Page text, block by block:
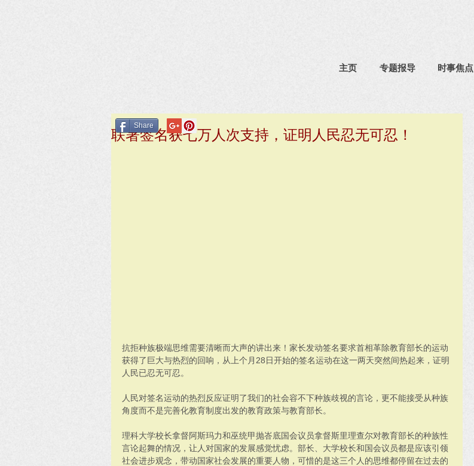
主页 专题报导 时事焦点
联署签名获七万人次支持，证明人民忍无可忍！
抗拒种族极端思维需要清晰而大声的讲出来！家长发动签名要求首相革除教育部长的运动
获得了巨大与热烈的回响，从上个月28日开始的签名运动在这一两天突然间热起来，证明
人民已忍无可忍。
人民对签名运动的热烈反应证明了我们的社会容不下种族歧视的言论，更不能接受从种族
角度而不是完善化教育制度出发的教育政策与教育部长。
理科大学校长拿督阿斯玛力和巫统甲抛峇底国会议员拿督斯里理查尔对教育部长的种族性
言论起舞的情况，让人对国家的发展感觉忧虑。部长、大学校长和国会议员都是应该引领
社会进步观念，带动国家社会发展的重要人物，可惜的是这三个人的思维都停留在过去的
Share